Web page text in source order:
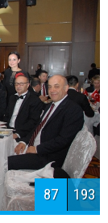
89 193